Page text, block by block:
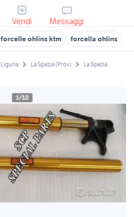
Vendi Messaggi
forcelle ohlins ktm forcella ohlins
Liguria La Spezia (Prov) La Spezia
1/10